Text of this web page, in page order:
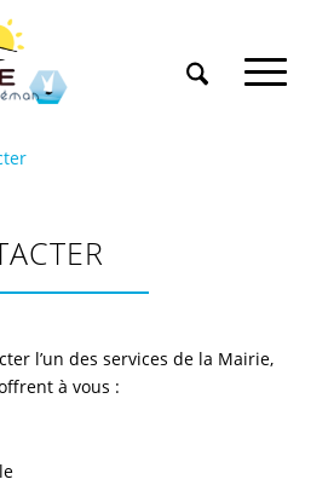
l’un des services de la Mairie,
à vous :